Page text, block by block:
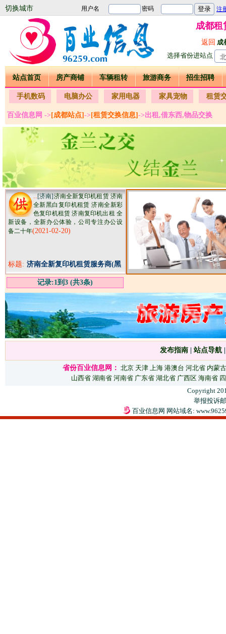
切换城市
成都租
返回 成
选择省份进站点
站点首页 房产商铺 车辆租转 旅游商务 招生招聘
手机数码 电脑办公 家用电器 家具宠物 租赁
百业信息网 -> [成都站点] -> [租赁交换信息] ->出租,借东西,物品交换
..[济南]济南全新复印机租赁 济南
全新黑白复印机租赁 济南全新彩
色复印机租赁 济南复印机出租 全
新设备，全新办公体验，公司专注办公设
备二十年(2021-02-20)
标题: 济南全新复印机租赁服务商(黑
白机，彩机）
记录:1到3 (共3条)
发布指南 站点导航
省份百业信息网： 北京 天津 上海 港澳台 河北省 内蒙古
山西省 湖南省 河南省 广东省 湖北省 广西区 海南省
Copyright
举报投诉
百业信息网 网站域名: